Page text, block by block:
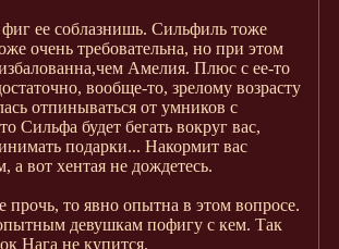
ее соблазнишь. Сильфиль тоже
очень требовательна, но при этом
Амелия. Плюс с ее-то
вообще-то, зрелому возрасту
отпинываться от умников с
Сильфа будет бегать вокруг вас,
подарки... Накормит вас
а вот хентая не дождетесь.
прочь, то явно опытна в этом вопросе.
девушкам пофигу с кем. Так
Нага не купится.